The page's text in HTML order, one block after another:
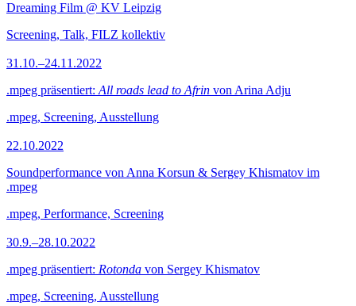
Dreaming Film @ KV Leipzig
Screening, Talk, FILZ kollektiv
31.10.–24.11.2022
.mpeg präsentiert: All roads lead to Afrin von Arina Adju
.mpeg, Screening, Ausstellung
22.10.2022
Soundperformance von Anna Korsun & Sergey Khismatov im
.mpeg
.mpeg, Performance, Screening
30.9.–28.10.2022
.mpeg präsentiert: Rotonda von Sergey Khismatov
.mpeg, Screening, Ausstellung